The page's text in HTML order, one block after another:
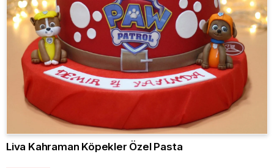
Liva Kahraman Köpekler Özel Pasta